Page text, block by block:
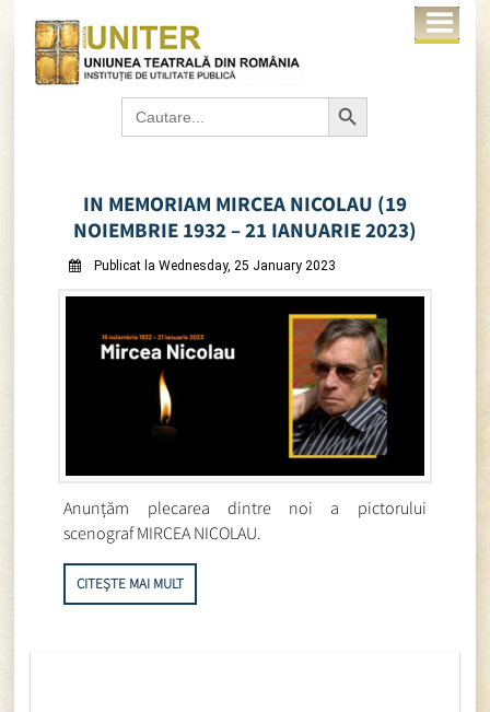
Search
for:
Search Button
IN MEMORIAM MIRCEA NICOLAU (19
NOIEMBRIE 1932 – 21 IANUARIE 2023)
Publicat la Wednesday, 25 January 2023
Anunțăm plecarea dintre noi a pictorului
scenograf MIRCEA NICOLAU.
CITEȘTE MAI MULT